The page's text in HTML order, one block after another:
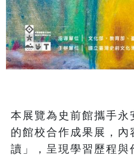
本展覽為史前館攜手永
的館校合作成果展，內
讀」，呈現學習歷程與